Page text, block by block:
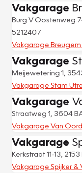
Vakgarage
Burg V Oostenweg
5212407
Vakgarage
Vakgarage
Meijewetering 1,
Vakgarage Stam
Vakgarage
Straatweg 1, 3604
Vakgarage Van
Vakgarage
Kerkstraat 11-13,
Vakgarage Spijker &